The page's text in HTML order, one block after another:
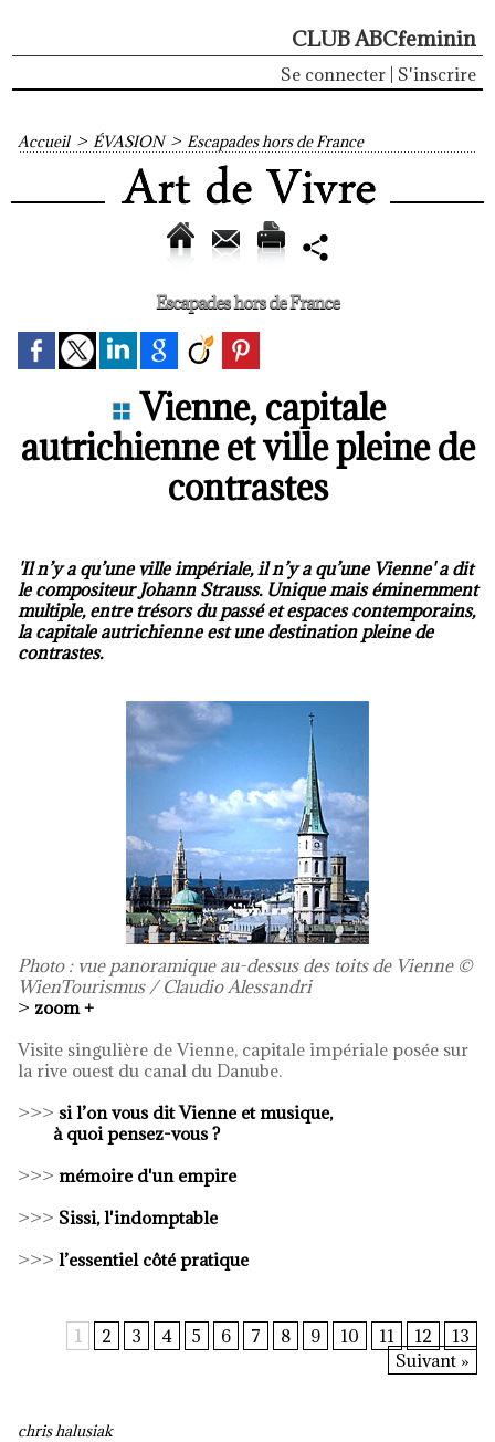
CLUB ABCfeminin
Se connecter S'inscrire
Accueil > ÉVASION > Escapades hors de France
Escapades hors de France
Vienne, capitale
autrichienne et ville pleine de
contrastes
'Il n’y a qu’une ville impériale, il n’y a qu’une Vienne' a dit
le compositeur Johann Strauss. Unique mais éminemment
multiple, entre trésors du passé et espaces contemporains,
la capitale autrichienne est une destination pleine de
contrastes.
Photo : vue panoramique au-dessus des toits de Vienne ©
WienTourismus / Claudio Alessandri
> zoom +
Visite singulière de Vienne, capitale impériale posée sur
la rive ouest du canal du Danube.
>>> si l’on vous dit Vienne et musique,
à quoi pensez-vous ?
>>> mémoire d'un empire
>>> Sissi, l'indomptable
>>> l’essentiel côté pratique
1 2 3 4 5 6 7 8 9 10 11 12
13
Suivant »
chris halusiak